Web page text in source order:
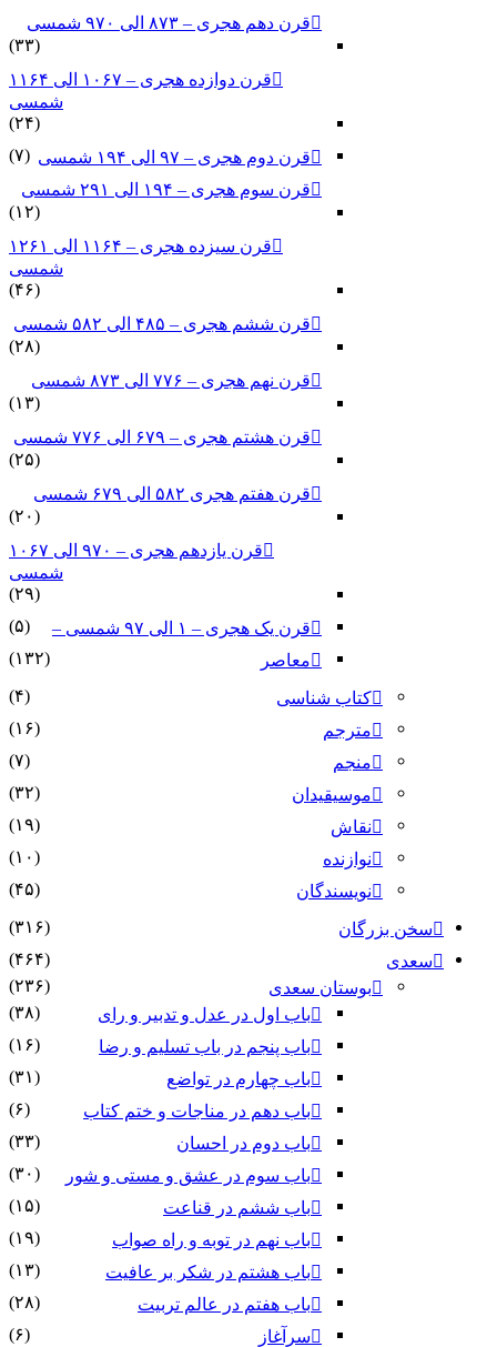
قرن دهم هجری – ۸۷۳ الی ۹۷۰ شمسی
(۳۳)
قرن دوازده هجری – ۱۰۶۷ الی ۱۱۶۴
شمسی
(۲۴)
قرن دوم هجری – ۹۷ الی ۱۹۴ شمسی
(۷)
قرن سوم هجری – ۱۹۴ الی ۲۹۱ شمسی
(۱۲)
قرن سیزده هجری – ۱۱۶۴ الی ۱۲۶۱
شمسی
(۴۶)
قرن ششم هجری – ۴۸۵ الی ۵۸۲ شمسی
(۲۸)
قرن نهم هجری – ۷۷۶ الی ۸۷۳ شمسی
(۱۳)
قرن هشتم هجری – ۶۷۹ الی ۷۷۶ شمسی
(۲۵)
قرن هفتم هجری ۵۸۲ الی ۶۷۹ شمسی
(۲۰)
قرن یازدهم هجری – ۹۷۰ الی ۱۰۶۷
شمسی
(۲۹)
قرن یک هجری – ۱ الی ۹۷ شمسی –
(۵)
معاصر
(۱۳۲)
کتاب شناسی
(۴)
مترجم
(۱۶)
منجم
(۷)
موسیقیدان
(۳۲)
نقاش
(۱۹)
نوازنده
(۱۰)
نویسندگان
(۴۵)
سخن بزرگان
(۳۱۶)
سعدی
(۴۶۴)
بوستان سعدی
(۲۳۶)
باب اول در عدل و تدبیر و رای
(۳۸)
باب پنجم در باب تسلیم و رضا
(۱۶)
باب چهارم در تواضع
(۳۱)
باب دهم در مناجات و ختم کتاب
(۶)
باب دوم در احسان
(۳۳)
باب سوم در عشق و مستی و شور
(۳۰)
باب ششم در قناعت
(۱۵)
باب نهم در توبه و راه صواب
(۱۹)
باب هشتم در شکر بر عافیت
(۱۳)
باب هفتم در عالم تربیت
(۲۸)
سرآغاز
(۶)